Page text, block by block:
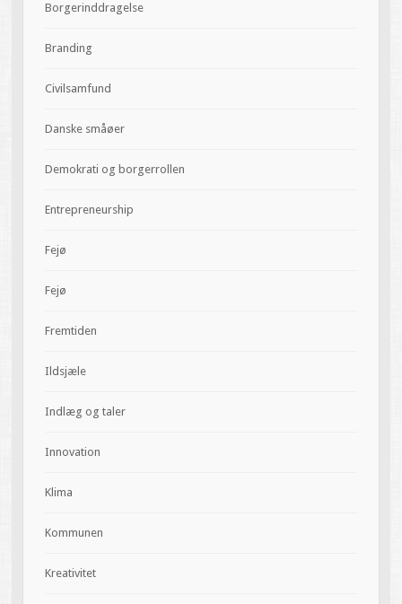
Borgerinddragelse
Branding
Civilsamfund
Danske småøer
Demokrati og borgerrollen
Entrepreneurship
Fejø
Fejø
Fremtiden
Ildsjæle
Indlæg og taler
Innovation
Klima
Kommunen
Kreativitet